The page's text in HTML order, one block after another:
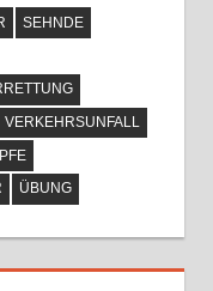
SEHNDE
VERKEHRSUNFALL
ÜBUNG